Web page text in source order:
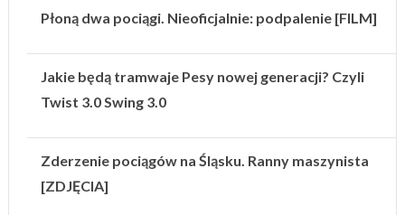
Płoną dwa pociągi. Nieoficjalnie: podpalenie [FILM]
Jakie będą tramwaje Pesy nowej generacji? Czyli
Twist 3.0 Swing 3.0
Zderzenie pociągów na Śląsku. Ranny maszynista
[ZDJĘCIA]